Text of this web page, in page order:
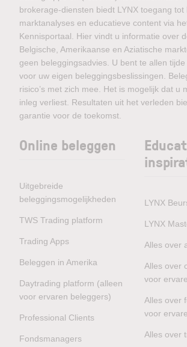
brokerage-diensten biedt LYNX toegang tot
marktanalyses en educatieve content via
Kennisportaal. Hier vindt u informatie over
Belgische, Amerikaanse en Aziatische
geen beleggingsadvies. U bent te allen
voor uw eigen beleggingsbeslissingen.
risico’s met zich mee. Het is mogelijk dat u
inleg verliest. Resultaten uit het verleden
garantie voor de toekomst.
Online beleggen
Uitgebreide
beleggingsmogelijkheden
TWS Trading platform
Trading Apps
Beleggen in Amerika
Daytrading platform (alleen
voor ervaren beleggers)
Professional Clients
Fondsmanagers
LYNX
LYNX
Alles over
Alles over
voor
Alles over
voor
Alles over